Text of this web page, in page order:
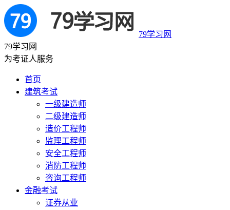
79学习网
79学习网
为考证人服务
首页
建筑考试
一级建造师
二级建造师
造价工程师
监理工程师
安全工程师
消防工程师
咨询工程师
金融考试
证券从业